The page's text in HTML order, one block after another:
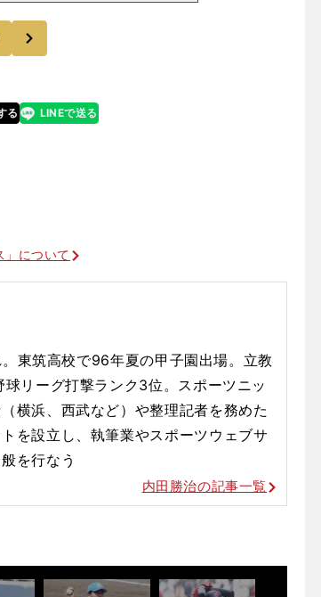
会場のユーピーア
る
line LINEで送る
について
東筑高校で96年夏の甲子園出場。立教
リーグ打撃ランク3位。スポーツニッ
横浜、西武など）や整理記者を務めた
を設立し、執筆業やスポーツウェブサ
を行なう
内田勝治の記事一覧